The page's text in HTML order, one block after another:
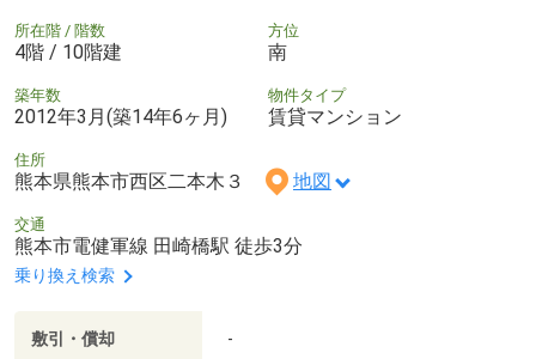
所在階 / 階数
4階 / 10階建
方位
南
築年数
2012年3月(築14年6ヶ月)
物件タイプ
賃貸マンション
住所
熊本県熊本市西区二本木３ 地図
交通
熊本市電健軍線 田崎橋駅 徒歩3分
乗り換え検索
敷引・償却 -